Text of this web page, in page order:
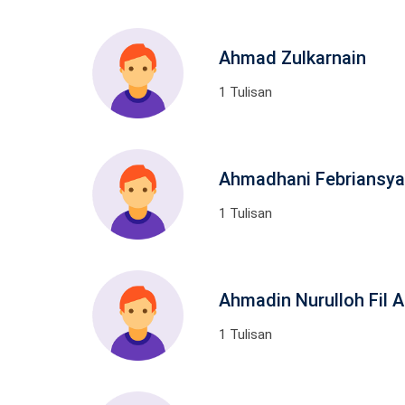
Ahmad Zulkarnain
1 Tulisan
Ahmadhani
1 Tulisan
Ahmadin Nurulloh Fil
1 Tulisan